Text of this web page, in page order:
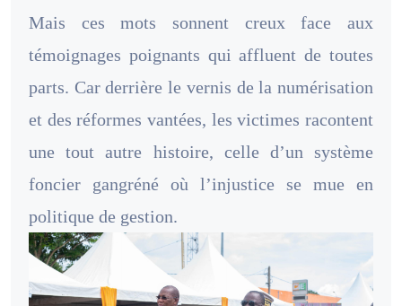
Mais ces mots sonnent creux face aux
témoignages poignants qui affluent de toutes
parts. Car derrière le vernis de la numérisation
et des réformes vantées, les victimes racontent
une tout autre histoire, celle d’un système
foncier gangréné où l’injustice se mue en
politique de gestion.